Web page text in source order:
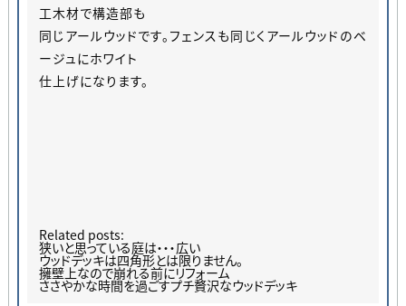
工木材で構造部も
同じアールウッドです。フェンスも同じくアールウッドのベ
ージュにホワイト
仕上げになります。
Related posts:
狭いと思っている庭は・・・広い
ウッドデッキは四角形とは限りません。
擁壁上なので崩れる前にリフォーム
ささやかな時間を過ごすプチ贅沢なウッドデッキ